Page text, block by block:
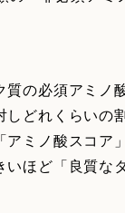
質の必須アミノ
しどれくらいの
アミノ酸スコア
いほど「良質な